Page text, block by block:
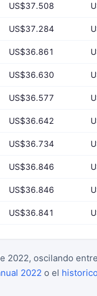
US$37.508
US$37.284
US$36.861
US$36.630
US$36.577
US$36.642
US$36.734
US$36.846
US$36.846
US$36.841
2022, oscilando
2022 o el